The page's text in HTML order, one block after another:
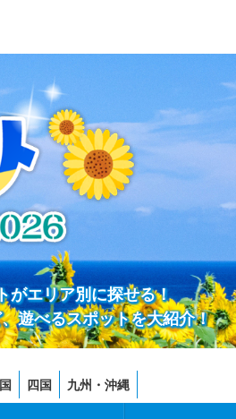
がエリア別に探せる！
遊べるスポットを大紹介！
四国 九州・沖縄